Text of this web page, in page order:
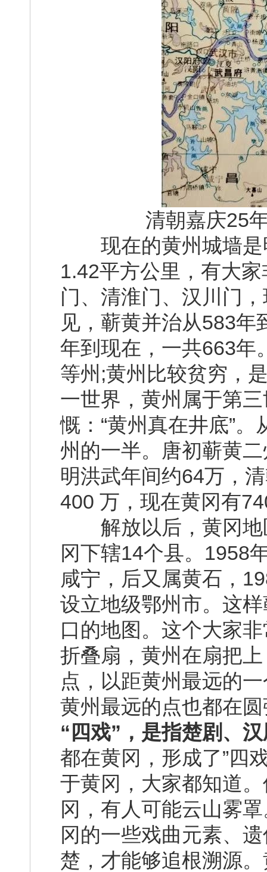
清朝嘉庆25年
现在的黄州城墙是
1.42平方公里，有大
门、清淮门、汉川门
见，蕲黄并治从583
年到现在，一共663年
等州;黄州比较贫穷，
一世界，黄州属于第
慨：“黄州真在井底”
州的一半。唐初蕲黄
明洪武年间约64万，
400 万，现在黄冈有
解放以后，黄冈地
冈下辖14个县。1958
咸宁，后又属黄石，
设立地级鄂州市。这
口的地图。这个大家
折叠扇，黄州在扇把
点，以距黄州最远的
黄州最远的点也都在
“四戏”，是指楚剧、
都在黄冈，形成了”四
于黄冈，大家都知道
冈，有人可能云山雾
冈的一些戏曲元素、
楚，才能够追根溯源